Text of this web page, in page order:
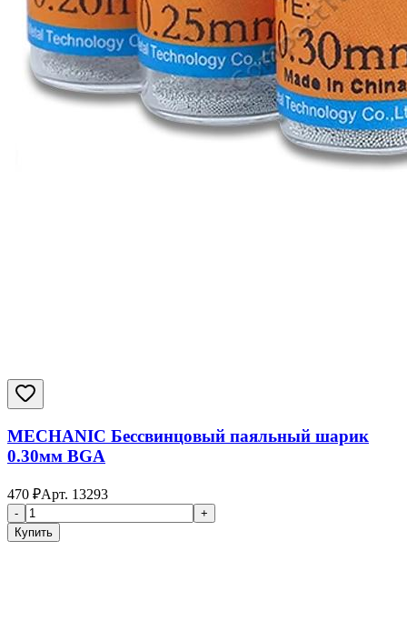
MECHANIC Бессвинцовый паяльный шарик
0.30мм BGA
470 ₽Арт. 13293
-
+
Купить